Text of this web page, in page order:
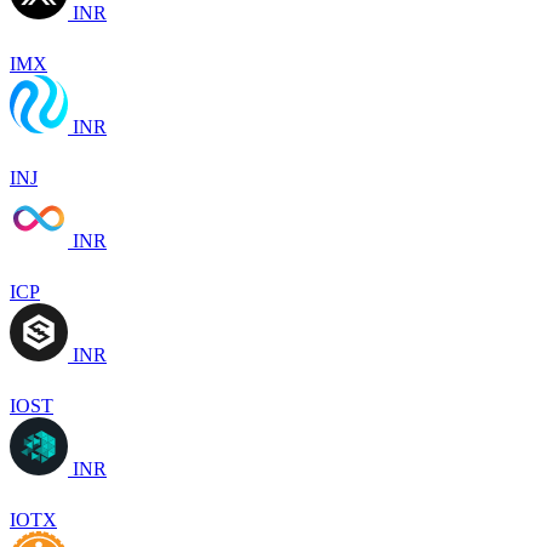
INR
IMX
INR
INJ
INR
ICP
INR
IOST
INR
IOTX